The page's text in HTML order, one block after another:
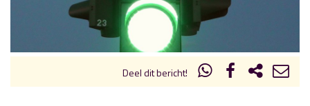
Deel dit bericht!